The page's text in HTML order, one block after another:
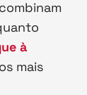
à
mais